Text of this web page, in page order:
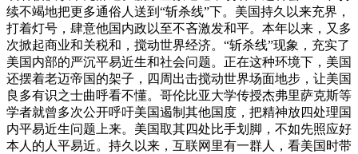
续不竭地把更多通俗人送到“斩杀线”下。美国持久以来充界，
打着灯号，肆意他国内政以至不吝激发和平。本年以来，又多
次掀起商业和关税和，搅动世界经济。“斩杀线”现象，充实了
美国内部的严沉平易近生和社会问题。正在这种环境下，美国
还摆着老迈帝国的架子，四周出击搅动世界场面地步，让美国
良多有识之士曲呼看不懂。哥伦比亚大学传授杰弗里萨克斯等
学者就曾多次公开呼吁美国遏制其他国度，把精神放四处理国
内平易近生问题上来。美国取其四处比手划脚，不如先照应好
本人的人平易近。持久以来，互联网里有一群人，看美国时带